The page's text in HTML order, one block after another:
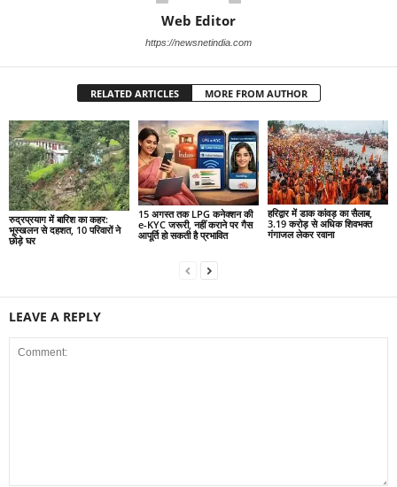
Web Editor
https://newsnetindia.com
RELATED ARTICLES MORE FROM AUTHOR
रुद्रप्रयाग में बारिश का कहर:
भूस्खलन से दहशत, 10 परिवारों ने
छोड़े घर
15 अगस्त तक LPG कनेक्शन की
e-KYC जरूरी, नहीं कराने पर गैस
आपूर्ति हो सकती है प्रभावित
हरिद्वार में डाक कांवड़ का सैलाब,
3.19 करोड़ से अधिक शिवभक्त
गंगाजल लेकर रवाना
LEAVE A REPLY